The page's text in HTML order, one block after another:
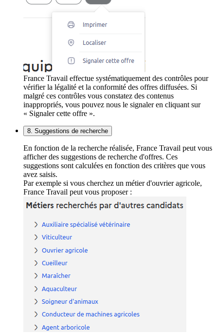
France Travail effectue systématiquement des contrôles pour
vérifier la légalité et la conformité des offres diffusées. Si
malgré ces contrôles vous constatez des contenus
inappropriés, vous pouvez nous le signaler en cliquant sur
« Signaler cette offre ».
8. Suggestions de recherche
En fonction de la recherche réalisée, France Travail peut vous
afficher des suggestions de recherche d'offres. Ces
suggestions sont calculées en fonction des critères que vous
avez saisis.
Par exemple si vous cherchez un métier d'ouvrier agricole,
France Travail peut vous proposer :